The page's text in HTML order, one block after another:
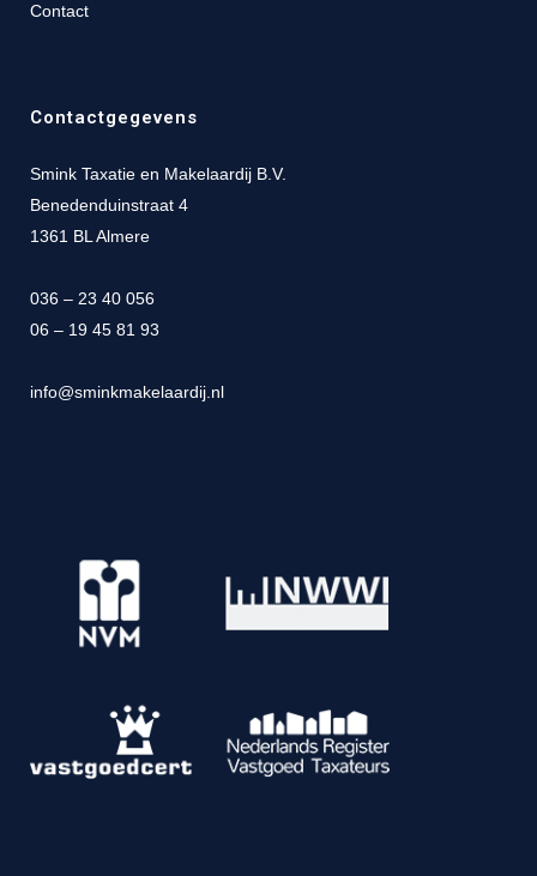
Contact
Contactgegevens
Smink Taxatie en Makelaardij B.V.
Benedenduinstraat 4
1361 BL Almere
036 – 23 40 056
06 – 19 45 81 93
info@sminkmakelaardij.nl